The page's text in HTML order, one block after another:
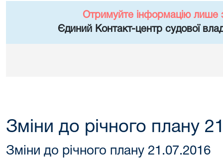
Отримуйте інформацію лише
Єдиний Контакт-центр судової
Зміни до річного плану
Зміни до річного плану 21.07.2016